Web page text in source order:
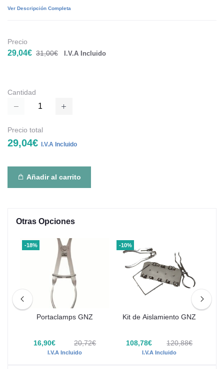
Ver Descripción Completa
Precio
29,04€ 31,00€ I.V.A Incluido
Cantidad
Precio total
29,04€ I.V.A Incluido
Añadir al carrito
Otras Opciones
-18%
Portaclamps GNZ
16,90€ 20,72€
I.V.A Incluido
-10%
Kit de Aislamiento GNZ
108,78€ 120,88€
I.V.A Incluido